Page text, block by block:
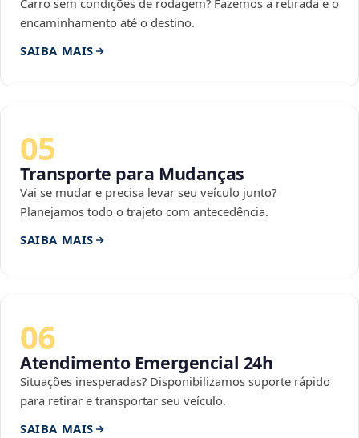
Carro sem condições de rodagem? Fazemos a retirada e o
encaminhamento até o destino.
SAIBA MAIS
05
Transporte para Mudanças
Vai se mudar e precisa levar seu veículo junto?
Planejamos todo o trajeto com antecedência.
SAIBA MAIS
06
Atendimento Emergencial 24h
Situações inesperadas? Disponibilizamos suporte rápido
para retirar e transportar seu veículo.
SAIBA MAIS